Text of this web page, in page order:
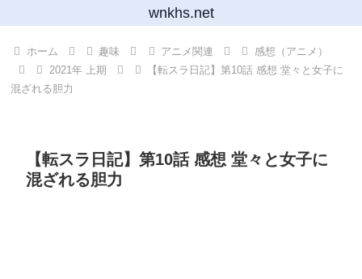
wnkhs.net
ホーム 趣味 アニメ関連
感想（アニメ）
2021年 上期
【転スラ日記】第10話 感想 堂々と女子に
混ざれる胆力
【転スラ日記】第10話 感想 堂々と女子に
混ざれる胆力